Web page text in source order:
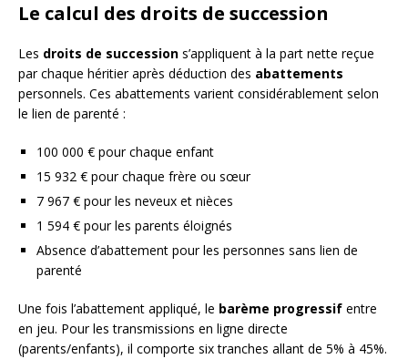
Le calcul des droits de succession
Les droits de succession s’appliquent à la part nette reçue
par chaque héritier après déduction des abattements
personnels. Ces abattements varient considérablement selon
le lien de parenté :
100 000 € pour chaque enfant
15 932 € pour chaque frère ou sœur
7 967 € pour les neveux et nièces
1 594 € pour les parents éloignés
Absence d’abattement pour les personnes sans lien de
parenté
Une fois l’abattement appliqué, le barème progressif entre
en jeu. Pour les transmissions en ligne directe
(parents/enfants), il comporte six tranches allant de 5% à 45%.